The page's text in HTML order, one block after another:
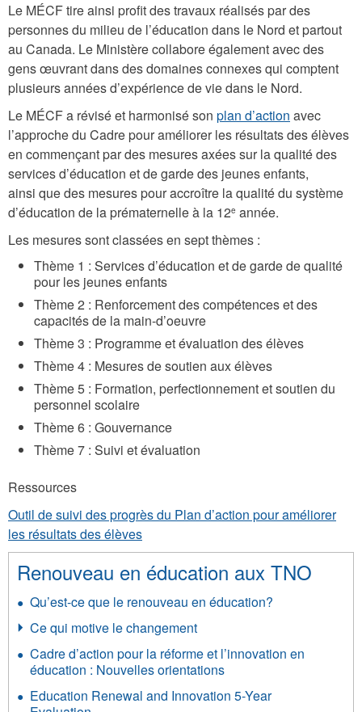
Le MÉCF tire ainsi profit des travaux réalisés par des
personnes du milieu de l’éducation dans le Nord et partout
au Canada. Le Ministère collabore également avec des
gens œuvrant dans des domaines connexes qui comptent
plusieurs années d’expérience de vie dans le Nord.
Le MÉCF a révisé et harmonisé son plan d’action avec
l’approche du Cadre pour améliorer les résultats des élèves
en commençant par des mesures axées sur la qualité des
services d’éducation et de garde des jeunes enfants,
ainsi que des mesures pour accroître la qualité du système
d’éducation de la prématernelle à la 12e année.
Les mesures sont classées en sept thèmes :
Thème 1 : Services d’éducation et de garde de qualité
pour les jeunes enfants
Thème 2 : Renforcement des compétences et des
capacités de la main-d’oeuvre
Thème 3 : Programme et évaluation des élèves
Thème 4 : Mesures de soutien aux élèves
Thème 5 : Formation, perfectionnement et soutien du
personnel scolaire
Thème 6 : Gouvernance
Thème 7 : Suivi et évaluation
Ressources
Outil de suivi des progrès du Plan d’action pour améliorer
les résultats des élèves
Renouveau en éducation aux TNO
Qu’est-ce que le renouveau en éducation?
Ce qui motive le changement
Cadre d’action pour la réforme et l’innovation en
éducation : Nouvelles orientations
Education Renewal and Innovation 5-Year